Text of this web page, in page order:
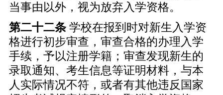
当事由以外，视为放弃入学资格。
第二十二条 学校在报到时对新生入学资
格进行初步审查，审查合格的办理入学
手续，予以注册学籍；审查发现新生的
录取通知、考生信息等证明材料，与本
人实际情况不符，或者有其他违反国家